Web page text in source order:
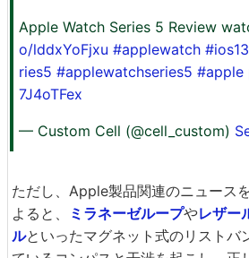
Apple Watch Series 5 Review
o/lddxYoFjxu #applewatch #ios13
ries5 #applewatchseries5 #apple
7J4oTFex
— Custom Cell (@cell_custom)
ただし、Apple製品関連のニュース
よると、
ミラネーゼループやレザー
ルといったマグネット式のリストバ